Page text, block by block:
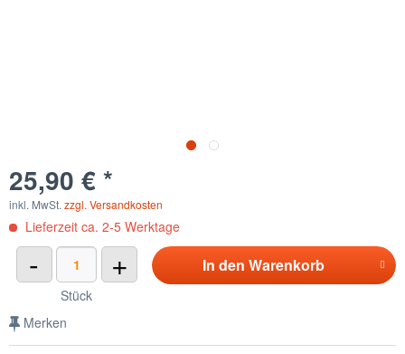
25,90 € *
inkl. MwSt. zzgl. Versandkosten
Lieferzeit ca. 2-5 Werktage
- +
Stück
In den Warenkorb
Merken